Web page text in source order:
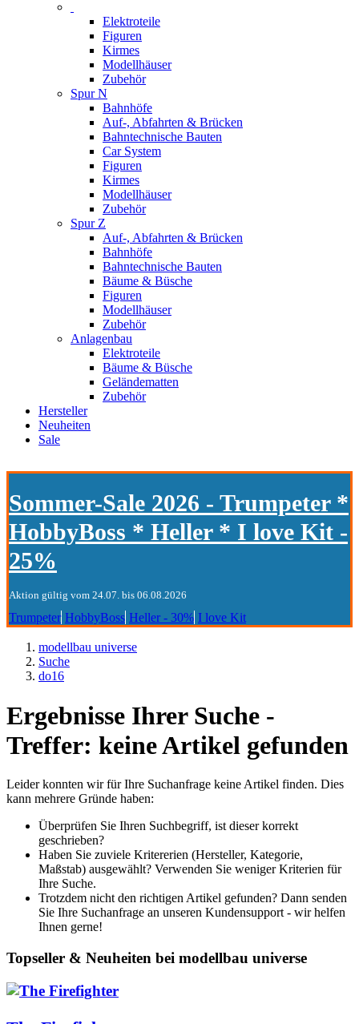
Elektroteile
Figuren
Kirmes
Modellhäuser
Zubehör
Spur N
Bahnhöfe
Auf-, Abfahrten & Brücken
Bahntechnische Bauten
Car System
Figuren
Kirmes
Modellhäuser
Zubehör
Spur Z
Auf-, Abfahrten & Brücken
Bahnhöfe
Bahntechnische Bauten
Bäume & Büsche
Figuren
Modellhäuser
Zubehör
Anlagenbau
Elektroteile
Bäume & Büsche
Geländematten
Zubehör
Hersteller
Neuheiten
Sale
Sommer-Sale 2026 - Trumpeter *
HobbyBoss * Heller * I love Kit -
25%
Aktion gültig vom 24.07. bis 06.08.2026
Trumpeter HobbyBoss Heller - 30% I love Kit
modellbau universe
Suche
do16
Ergebnisse Ihrer Suche -
Treffer: keine Artikel gefunden
Leider konnten wir für Ihre Suchanfrage keine Artikel finden. Dies
kann mehrere Gründe haben:
Überprüfen Sie Ihren Suchbegriff, ist dieser korrekt
geschrieben?
Haben Sie zuviele Kritererien (Hersteller, Kategorie,
Maßstab) ausgewählt? Verwenden Sie weniger Kriterien für
Ihre Suche.
Trotzdem nicht den richtigen Artikel gefunden? Dann senden
Sie Ihre Suchanfrage an unseren Kundensupport - wir helfen
Ihnen gerne!
Topseller & Neuheiten bei modellbau universe